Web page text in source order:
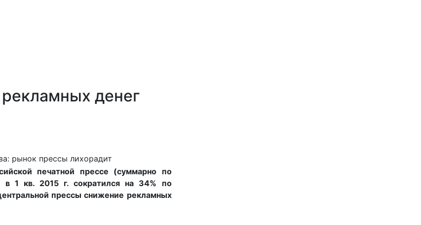
денег
рынок прессы лихорадит
печатной прессе (суммарно по
в 1 кв. 2015 г. сократился на 34% по
прессы снижение рекламных